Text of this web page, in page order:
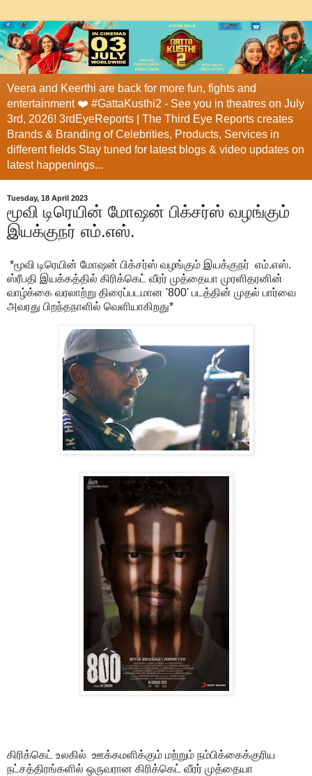
Veera and Keerthi are back for more fun, fights and
entertainment ❤️ #GattaKusthi2 - See you in theatres on July
3rd, 2026! 3rdEyeReports | The Third Eye Reports creates
Brands & Branding of Celebrities, Products, Services in
different fields Stay tuned for latest blogs & video updates on
latest happenings...
Tuesday, 18 April 2023
மூவி டிரெயின் மோஷன் பிக்சர்ஸ் வழங்கும்
இயக்குநர் எம்.எஸ்.
*மூவி டிரெயின் மோஷன் பிக்சர்ஸ் வழங்கும் இயக்குநர் எம்.எஸ்.
ஸ்ரீபதி இயக்கத்தில் கிரிக்கெட் வீரர் முத்தையா முரளிதரனின்
வாழ்க்கை வரலாற்று திரைப்படமான '800' படத்தின் முதல் பார்வை
அவரது பிறந்தநாளில் வெளியாகிறது*
கிரிக்கெட் உலகில் ஊக்கமளிக்கும் மற்றும் நம்பிக்கைக்குரிய
நட்சத்திரங்களில் ஒருவரான கிரிக்கெட் வீரர் முத்தையா